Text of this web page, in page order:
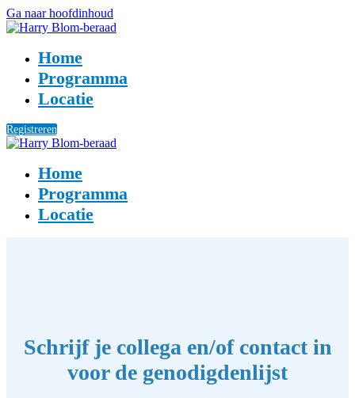
Ga naar hoofdinhoud
Home
Programma
Locatie
Registreren
Home
Programma
Locatie
Schrijf je collega en/of contact in
voor de genodigdenlijst